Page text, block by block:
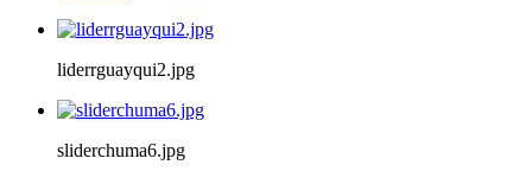
liderrguayqui2.jpg
sliderchuma6.jpg